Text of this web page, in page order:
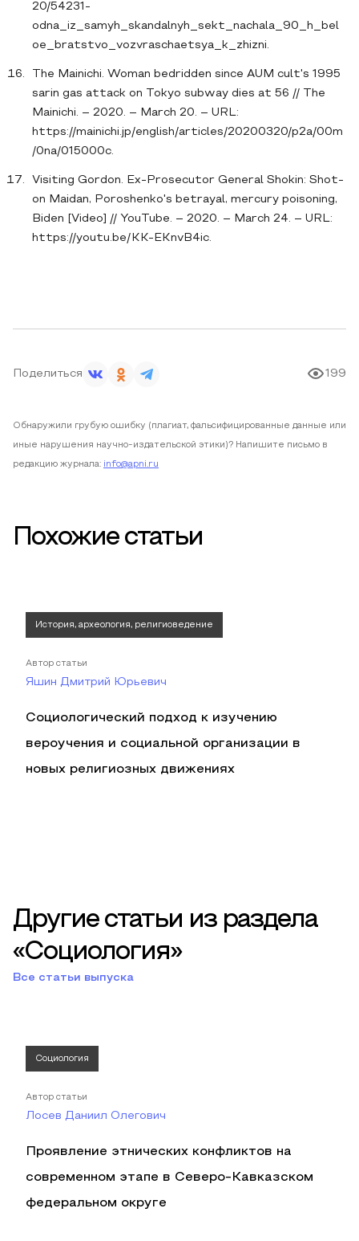
20/54231-
odna_iz_samyh_skandalnyh_sekt_nachala_90_h_bel
oe_bratstvo_vozvraschaetsya_k_zhizni.
The Mainichi. Woman bedridden since AUM cult's 1995
sarin gas attack on Tokyo subway dies at 56 // The
Mainichi. – 2020. – March 20. – URL:
https://mainichi.jp/english/articles/20200320/p2a/00m
/0na/015000c.
Visiting Gordon. Ex-Prosecutor General Shokin: Shot-
on Maidan, Poroshenko's betrayal, mercury poisoning,
Biden [Video] // YouTube. – 2020. – March 24. – URL:
https://youtu.be/KK-EKnvB4ic.
Поделиться 199
Обнаружили грубую ошибку (плагиат, фальсифицированные данные или
иные нарушения научно-издательской этики)? Напишите письмо в
редакцию журнала: info@apni.ru
Похожие статьи
История, археология, религиоведение
Автор статьи
Яшин Дмитрий Юрьевич
Социологический подход к изучению
вероучения и социальной организации в
новых религиозных движениях
Другие статьи из раздела
«Социология»
Все статьи выпуска
Социология
Автор статьи
Лосев Даниил Олегович
Проявление этнических конфликтов на
современном этапе в Северо-Кавказском
федеральном округе